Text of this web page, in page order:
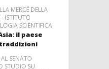
MERCÉ DELLA
ISTITUTO
SCIENTIFICA
il paese
SENATO
STUDIO SU